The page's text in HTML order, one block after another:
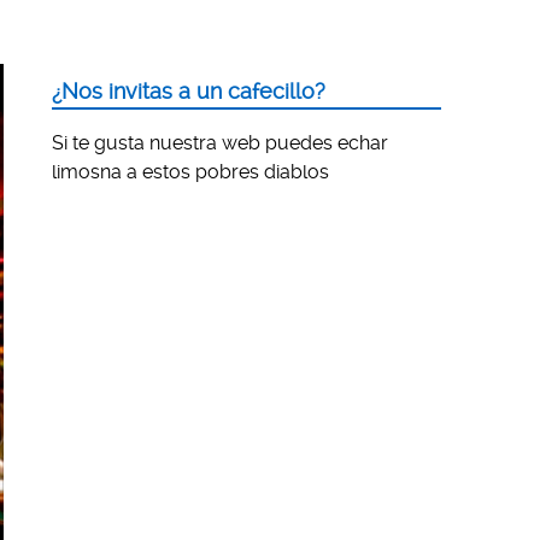
¿Nos invitas a un cafecillo?
Si te gusta nuestra web puedes echar
limosna a estos pobres diablos